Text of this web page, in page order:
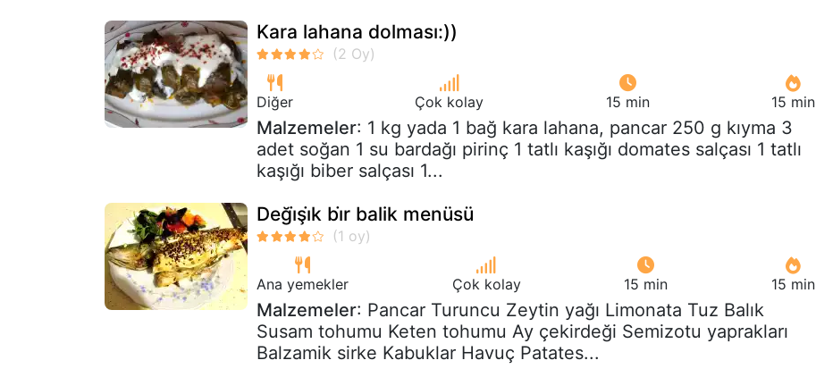
Kara lahana dolması:))
Diğer Çok kolay 15 min 15 min
Malzemeler: 1 kg yada 1 bağ kara lahana, pancar 250 g kıyma 3
adet soğan 1 su bardağı pirinç 1 tatlı kaşığı domates salçası 1 tatlı
kaşığı biber salçası 1...
Deği̇şi̇k bi̇r balik menüsü
Ana yemekler Çok kolay 15 min 15 min
Malzemeler: Pancar Turuncu Zeytin yağı Limonata Tuz Balık
Susam tohumu Keten tohumu Ay çekirdeği Semizotu yaprakları
Balzamik sirke Kabuklar Havuç Patates...